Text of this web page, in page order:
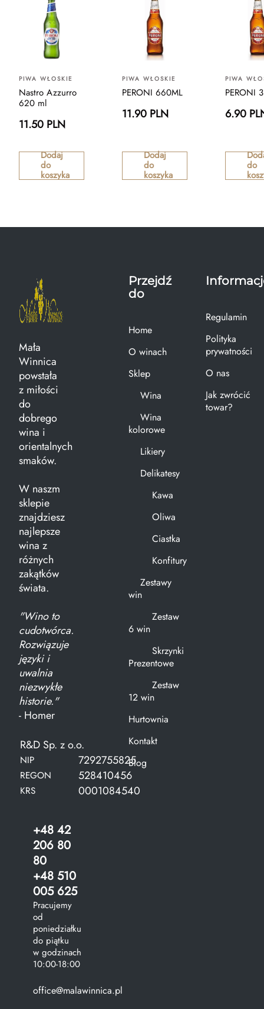
PIWA WŁOSKIE
Nastro Azzurro
620 ml
11.50 PLN
Dodaj
do
koszyka
PIWA WŁOSKIE
PERONI 660ML
11.90 PLN
Dodaj
do
koszyka
PIWA
PERONI
6.90
do
Mała
Winnica
powstała
z miłości
do
dobrego
wina i
orientalnych
smaków.
W naszm
sklepie
znajdziesz
najlepsze
wina z
różnych
zakątków
świata.
"Wino to
cudotwórca.
Rozwiązuje
języki i
uwalnia
niezwykłe
historie."
- Homer
R&D Sp. z o.o.
NIP 7292755825
REGON 528410456
KRS 0001084540
+48 42
206 80
80
+48 510
005 625
Pracujemy
od
poniedziałku
do piątku
w godzinach
10:00-18:00
office@malawinnica.pl
Przejdź
do
Home
O winach
Sklep
Wina
Wina
kolorowe
Likiery
Delikatesy
Kawa
Oliwa
Ciastka
Konfitury
Zestawy
win
Zestaw
6 win
Skrzynki
Prezentowe
Zestaw
12 win
Hurtownia
Kontakt
Blog
Regulamin
Polityka
prywatności
O nas
Jak zwrócić
towar?